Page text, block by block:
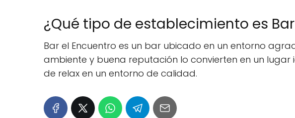
¿Qué tipo de establecimiento es
Bar el Encuentro es un bar ubicado en un entorno
ambiente y buena reputación lo convierten en un
de relax en un entorno de calidad.